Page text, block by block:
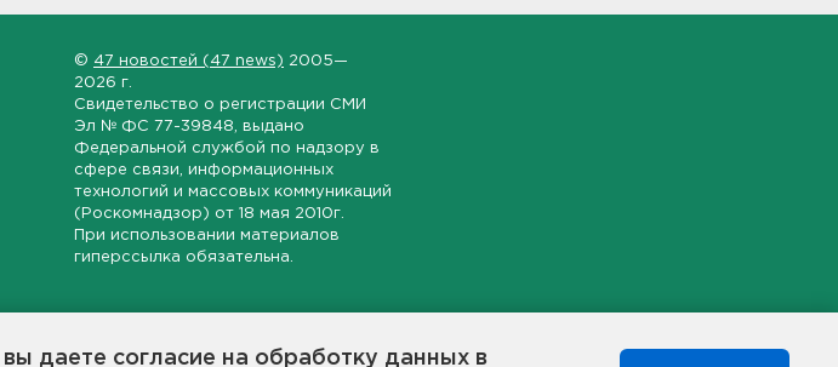
даете согласие на обработку данных в
© 47 новостей (47 news) 2005—
2026 г.
Свидетельство о регистрации СМИ
Эл № ФС 77-39848 , выдано
Федеральной службой по надзору в
сфере связи, информационных
технологий и массовых коммуникаций
(Роскомнадзор) от 18 мая 2010г.
При использовании материалов
гиперссылка обязательна.
инвестиционной активности в регионе.